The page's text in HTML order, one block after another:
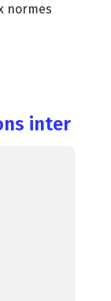
normes
inter